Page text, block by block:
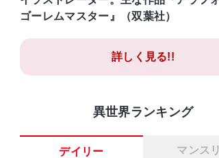
ゴーレムマスター』（双葉社）
詳しく見る!!
異世界ランキング
デイリー マンス